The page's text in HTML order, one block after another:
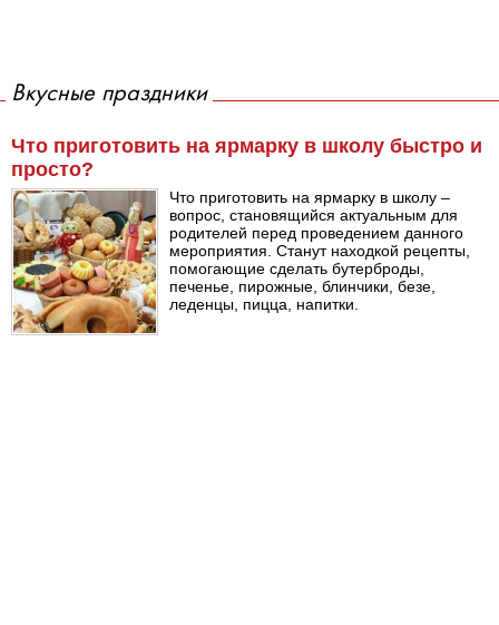
Вкусные праздники
Что приготовить на ярмарку в школу быстро и
просто?
Что приготовить на ярмарку в школу –
вопрос, становящийся актуальным для
родителей перед проведением данного
мероприятия. Станут находкой рецепты,
помогающие сделать бутерброды,
печенье, пирожные, блинчики, безе,
леденцы, пицца, напитки.